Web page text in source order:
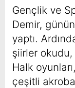
Gençlik ve
Demir,
yaptı.
şiirler
Halk
çeşitli